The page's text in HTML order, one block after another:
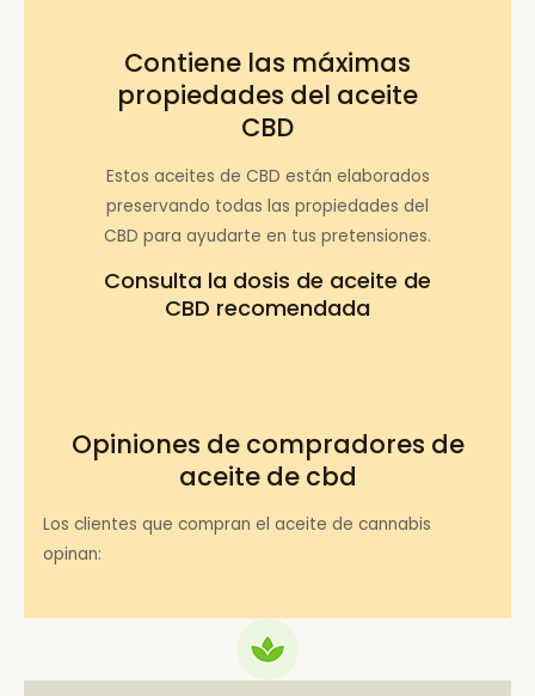
Contiene las máximas
propiedades del aceite
CBD
Estos aceites de CBD están elaborados
preservando todas las propiedades del
CBD para ayudarte en tus pretensiones.
Consulta la dosis de aceite de
CBD recomendada
Opiniones de compradores de
aceite de cbd
Los clientes que compran el aceite de cannabis
opinan: